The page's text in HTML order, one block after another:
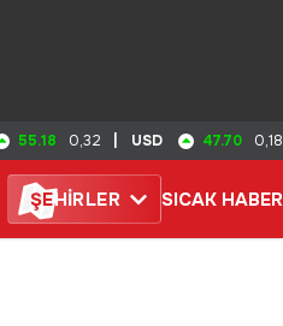
55.18 0,32 USD 47.70 0,18
ŞEHİRLER SICAK HABER